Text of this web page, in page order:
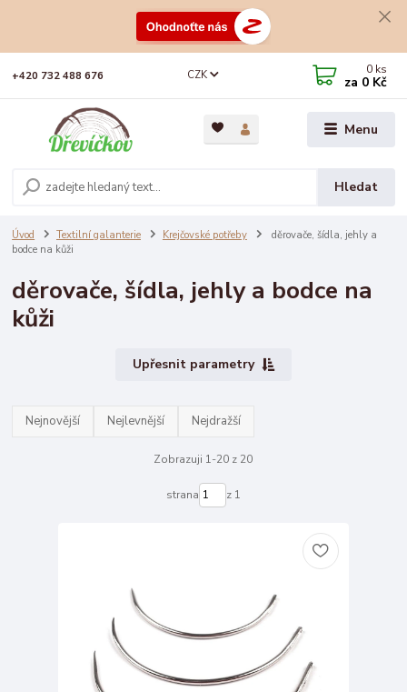
Menu
CZK
Hledat
+420 732 488 676 0 ks
za 0 Kč
Úvod Textilní galanterie Krejčovské potřeby
děrovače, šídla, jehly a
bodce na kůži
děrovače, šídla, jehly a bodce na
kůži
Upřesnit parametry
Nejnovější Nejlevnější Nejdražší
Zobrazuji 1-20 z 20
strana z 1